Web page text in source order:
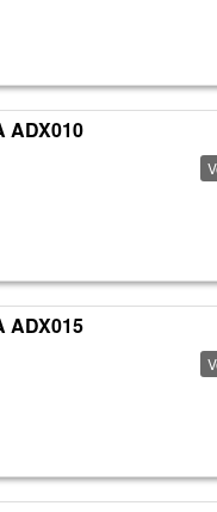
ADX010
ADX015